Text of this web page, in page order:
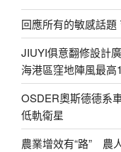
回應所有的敏感話題
JIUYI俱意翻修設計
海港區窪地陣風最高
OSDER奧斯德德系
低軌衛星
農業增效有“路” 農